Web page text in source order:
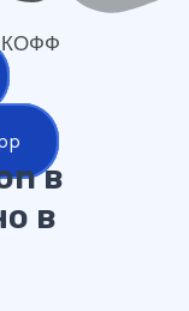
в
в